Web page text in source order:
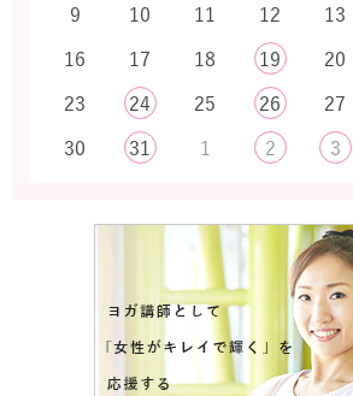
9
10 11 12 13
16
17 18 19 20
23
24 25 26 27
30
31 1 2 3